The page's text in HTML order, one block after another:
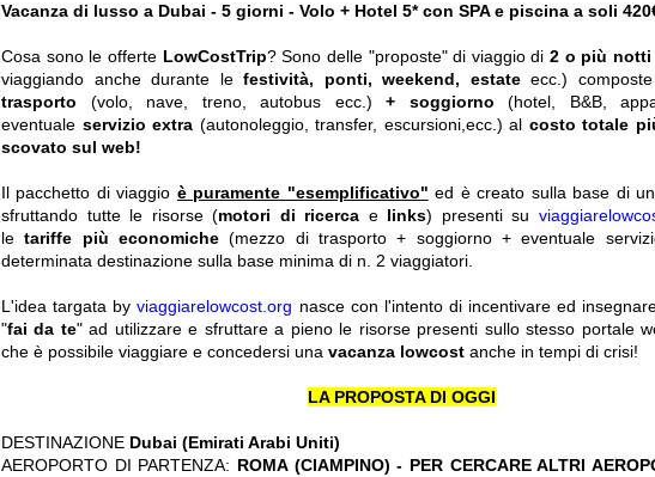
Vacanza di lusso a Dubai - 5 giorni - Volo + Hotel 5* con SPA e piscina a soli
Cosa sono le offerte LowCostTrip? Sono delle "proposte" di viaggio di2 o più notti
viaggiando anche durante lefestività, ponti, weekend, estateecc.)
trasporto (volo, nave, treno, autobus ecc.) + soggiorno (hotel, B&B,
eventuale servizio extra (autonoleggio, transfer, escursioni,ecc.) al costo totale
scovato sul web!
Il pacchetto di viaggio è puramente "esemplificativo" ed è creato sulla base di
sfruttando tutte le risorse (motori di ricerca e links) presenti su
le tariffe più economiche(mezzo di trasporto + soggiorno + eventuale
determinata destinazione sulla base minima di n. 2 viaggiatori.
L'idea targata byviaggiarelowcost.org nasce con l'intento di incentivare ed
"fai da te" ad utilizzare e sfruttare a pieno le risorse presenti sullo stesso portale
che è possibile viaggiare e concedersi una vacanza lowcost anche in tempi di crisi!
LA PROPOSTA DI OGGI
DESTINAZIONE Dubai (Emirati Arabi Uniti)
AEROPORTO DI PARTENZA: ROMA (CIAMPINO) - PER CERCARE ALTRI